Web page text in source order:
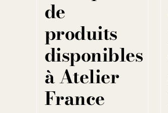
de
produits
disponibles
à Atelier
France